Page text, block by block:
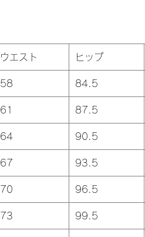
ウエスト ヒップ
58 84.5
61 87.5
64 90.5
67 93.5
70 96.5
73 99.5